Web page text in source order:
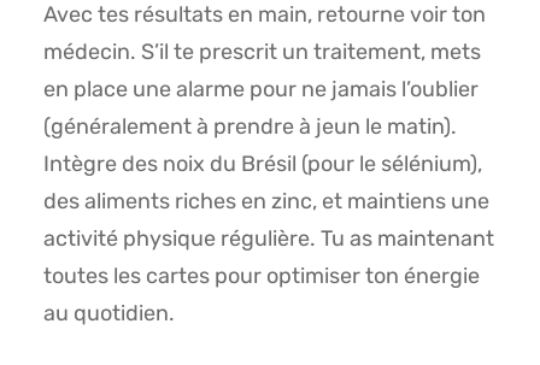
Avec tes résultats en main, retourne voir ton
médecin. S’il te prescrit un traitement, mets
en place une alarme pour ne jamais l’oublier
(généralement à prendre à jeun le matin).
Intègre des noix du Brésil (pour le sélénium),
des aliments riches en zinc, et maintiens une
activité physique régulière. Tu as maintenant
toutes les cartes pour optimiser ton énergie
au quotidien.